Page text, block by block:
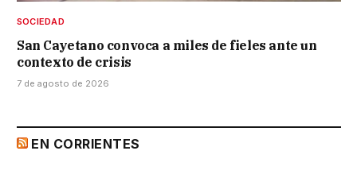
SOCIEDAD
San Cayetano convoca a miles de fieles ante un
contexto de crisis
7 de agosto de 2026
EN CORRIENTES